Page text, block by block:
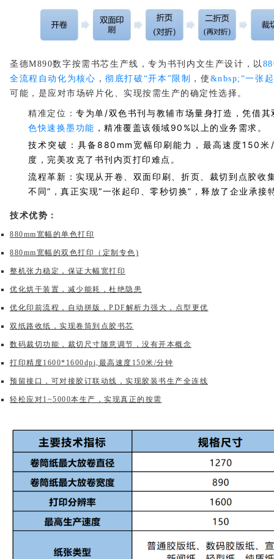
圣德M890数字按需书芯生产线 ，专为书刊内文生产设计，以
全流程自动化 为核心 ，彻底打破 “开本”限制 ，使 &nbsp; “一张
可能，是应对市场碎片化、实现按需生产的确定性选择。
精准定位 ：专为单/双色书刊与教辅市场量身打造，凭借
色快速换墨功能 ，精准覆盖该领域90%以上的业务需求。
技术突破 ：具备880mm宽幅印刷能力，最高速度150
度，完美攻克了书刊内页打印难点。
流程革新 ：实现从开卷、双面印刷、折页、裁切到点胶收
不同” ，真正实现“一张起印、零秒切换” ，释放了企业承接
技术优势：
880mm宽幅的单色打印
880mm宽幅的双色打印（定制专色)
整机张力稳定，保证大幅宽打印
优化烘干装置，减少能耗，杜绝隐患
优化印前流程，自动拼版，PDF解析力强大，点型更优
双纸路收纸，实现卷筒到点胶书芯
数码裁切功能，裁切尺寸随意调节，没有开本概念
打印精度1600*1600dpi,最高速度150米/分钟
预留接口，可对接胶订联动线，实现胶装书生产全连线
轻松应对1~5000本生产，实现真正的按需